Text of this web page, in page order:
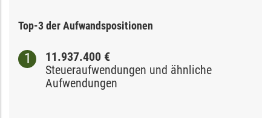
Top-3 der Aufwandspositionen
11.937.400 €
Steueraufwendungen und ähnliche
Aufwendungen